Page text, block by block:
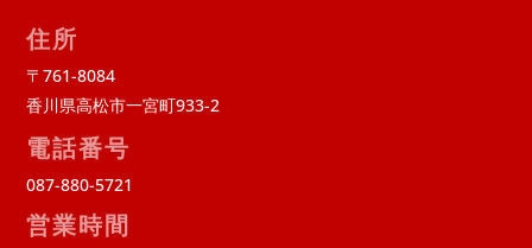
住所
〒761-8084
香川県高松市一宮町933-2
電話番号
087-880-5721
営業時間